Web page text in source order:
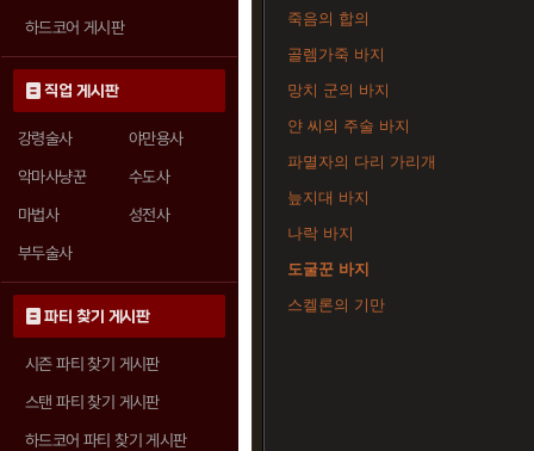
하드코어 게시판
직업 게시판
강령술사
야만용사
악마사냥꾼
수도사
마법사
성전사
부두술사
파티 찾기 게시판
시즌 파티 찾기 게시판
스탠 파티 찾기 게시판
하드코어 파티 찾기 게시판
죽음의 합의
골렘가죽 바지
망치 군의 바지
얀 씨의 주술 바지
파멸자의 다리 가리개
늪지대 바지
나락 바지
도굴꾼 바지
스켈론의 기만